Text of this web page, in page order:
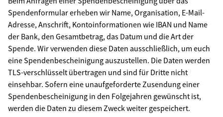
Spendenformular erheben wir Name, Organisation, E-Mail-
Adresse, Anschrift, Kontoinformationen wie IBAN und Name
der Bank, den Gesamtbetrag, das Datum und die Art der
Spende. Wir verwenden diese Daten ausschließlich, um euch
eine Spendenbescheinigung auszustellen. Die Daten werden
TLS-verschlüsselt übertragen und sind für Dritte nicht
einsehbar. Sofern eine unaufgeforderte Zusendung einer
Spendenbescheinigung in den Folgejahren gewünscht ist,
werden die Daten zu diesem Zweck weiter gespeichert.